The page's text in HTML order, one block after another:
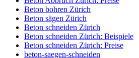
Beton bohren Zürich
Beton sägen Zürich
Beton schneiden Zürich
Beton schneiden Zürich: Beispiele
Beton schneiden Zürich: Preise
beton-saegen-schneiden